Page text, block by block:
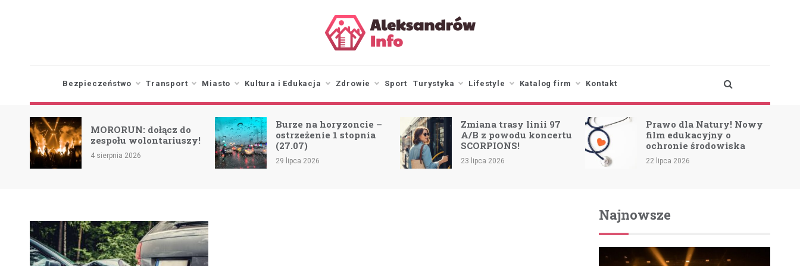
Bezpieczeństwo Transport Miasto Kultura i Edukacja Zdrowie Sport Turystyka Lifestyle Katalog firm Kontakt
MORORUN: dołącz do
zespołu wolontariuszy!
4 sierpnia 2026
Burze na horyzoncie –
ostrzeżenie 1 stopnia
(27.07)
29 lipca 2026
Zmiana trasy linii 97
A/B z powodu koncertu
SCORPIONS!
23 lipca 2026
Prawo dla Natury! Nowy
film edukacyjny o
ochronie środowiska
22 lipca 2026
Najnowsze